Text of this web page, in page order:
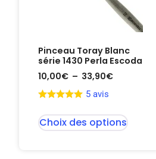
Pinceau Toray Blanc
série 1430 Perla Escoda
10,00€ – 33,90€
5 avis
Choix des options